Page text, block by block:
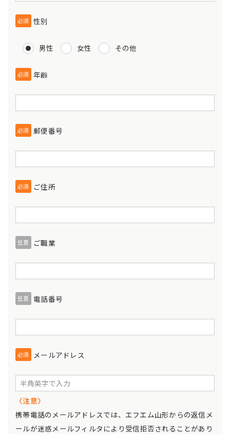
必須 性別
男性 女性 その他
必須 年齢
必須 郵便番号
必須 ご住所
任意 ご職業
任意 電話番号
必須 メールアドレス
〈注意〉
携帯電話のメールアドレスでは、エフエム山形からの返信メ
ールが迷惑メールフィルタにより受信拒否されることがあり